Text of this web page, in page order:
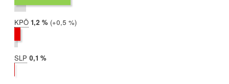
KPÖ 2019:
1,2 %
2017:
0,6 %
Differenz:
+0,5 %
SLP 2019:
0,1 %